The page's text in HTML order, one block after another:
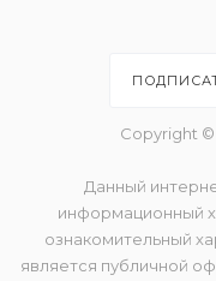
Copyright ©
Данный
информационный
ознакомительный
является публичной